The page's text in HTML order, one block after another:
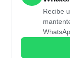
Recibe